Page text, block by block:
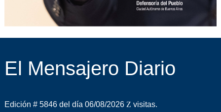
El Mensajero Diario
Edición # 5846 del día 06/08/2026 visitas.